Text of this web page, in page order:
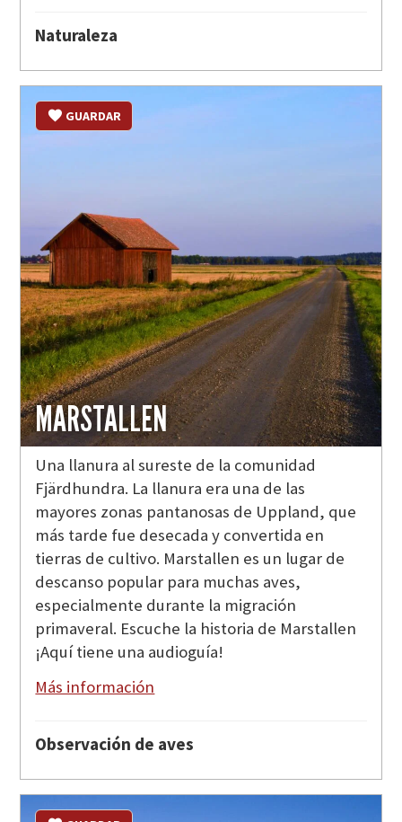
Naturaleza
MARSTALLEN
GUARDAR
Una llanura al sureste de la comunidad
Fjärdhundra. La llanura era una de las
mayores zonas pantanosas de Uppland, que
más tarde fue desecada y convertida en
tierras de cultivo. Marstallen es un lugar de
descanso popular para muchas aves,
especialmente durante la migración
primaveral. Escuche la historia de Marstallen
¡Aquí tiene una audioguía!
Más información
Observación de aves